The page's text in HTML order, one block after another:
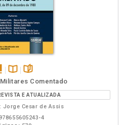
Disponível
na
B.V.
páginas
Comentado
E ATUALIZADA
Jorge Cesar de Assis
4